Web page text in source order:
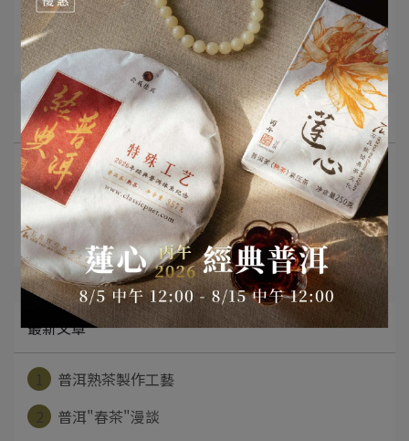
茶知識分享
影音分享
文章分類
普洱茶知識 名詞釋義
沖泡與品飲
普洱茶存放與保存
茶具推薦
市場趨勢與產業動態
經典普洱專欄
最新文章
普洱熟茶製作工藝
普洱"春茶"漫談